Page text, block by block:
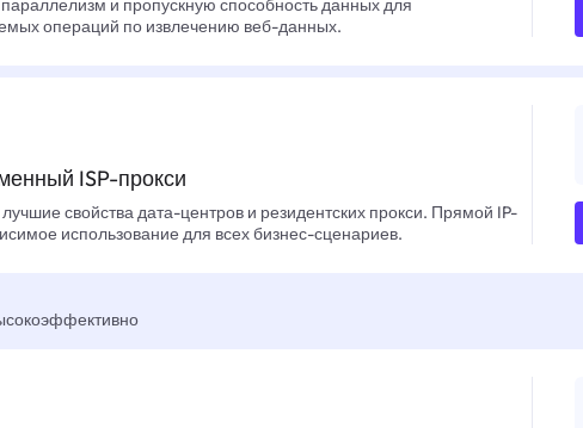
параллелизм и пропускную способность данных для
операций по извлечению веб-данных.
ISP-прокси
свойства дата-центров и резидентских прокси. Прямой IP-
использование для всех бизнес-сценариев.